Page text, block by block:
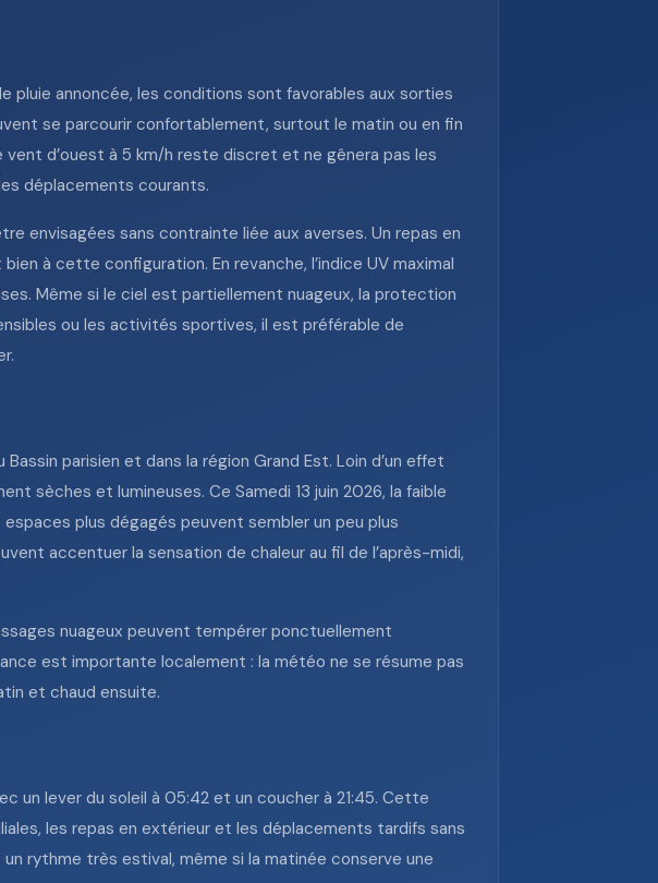
pluie annoncée, les conditions sont favorables aux sorties
se parcourir confortablement, surtout le matin ou en fin
vent d’ouest à 5 km/h reste discret et ne gênera pas les
déplacements courants.
envisagées sans contrainte liée aux averses. Un repas en
à cette configuration. En revanche, l’indice UV maximal
Même si le ciel est partiellement nuageux, la protection
ou les activités sportives, il est préférable de
parisien et dans la région Grand Est. Loin d’un effet
sèches et lumineuses. Ce Samedi 13 juin 2026, la faible
plus dégagés peuvent sembler un peu plus
accentuer la sensation de chaleur au fil de l’après-midi,
nuageux peuvent tempérer ponctuellement
est importante localement : la météo ne se résume pas
et chaud ensuite.
un lever du soleil à 05:42 et un coucher à 21:45. Cette
les repas en extérieur et les déplacements tardifs sans
rythme très estival, même si la matinée conserve une